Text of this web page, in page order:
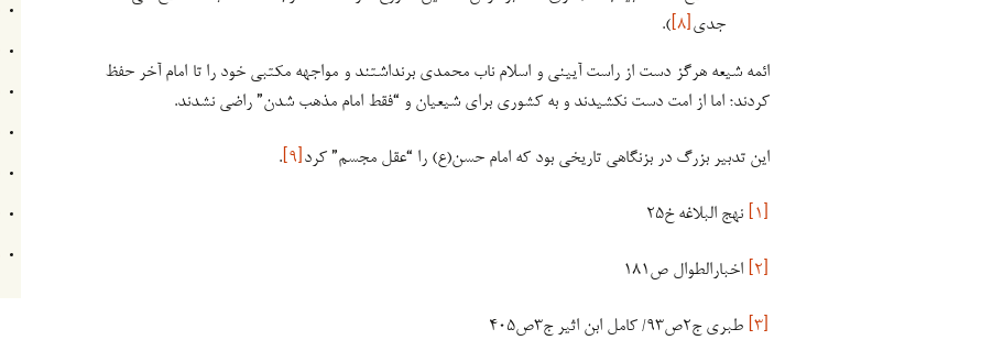
جدی[۸] ).
ائمه شیعه هرگز دست از راست آیینی و اسلام ناب محمدی برنداشتند و مواجهه مکتبی خود را تا امام آخر حفظ
کردند؛ اما از امت دست نکشیدند و به کشوری برای شیعیان و “فقط امام مذهب شدن” راضی نشدند.
این تدبیر بزرگ در بزنگاهی تاریخی بود که امام حسن(ع) را “عقل مجسم” کرد[۹] .
[۱] نهج البلاغه خ۲۵
[۲] اخبارالطوال ص۱۸۱
[۳] طبری ج۲ص۹۳/ کامل ابن اثیر ج۳ص۴۰۵